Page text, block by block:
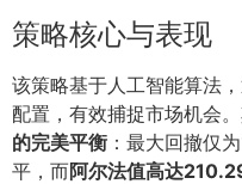
策略核心与表现
该策略基于人工智能算法
配置，有效捕捉市场机会
的完美平衡 ：最大回撤仅
平，而阿尔法值高达